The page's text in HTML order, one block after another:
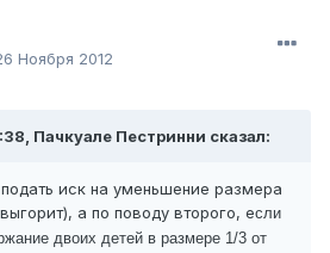
Ноября 2012
Пачкуале Пестринни сказал:
иск на уменьшение размера
а по поводу второго, если
двоих детей в размере 1/3 от